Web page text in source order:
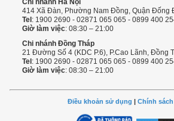
414 Xã Đàn, Phường Nam Đồng, Quận Đống
Tel: 1900 2690 - 02871 065 065 - 0899 400
Giờ làm việc: 08:30 – 21:00
Chi nhánh Đồng Tháp
21 Đường Số 4 (KDC P.6), P.Cao Lãnh, Đồng
Tel: 1900 2690 - 02871 065 065 - 0899 400
Giờ làm việc: 08:30 – 21:00
Điều khoản sử dụng | Chính